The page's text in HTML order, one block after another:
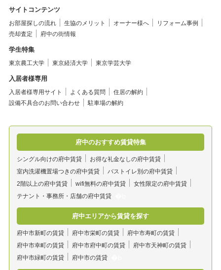
サイトコンテンツ
お部屋探しの流れ 生協のメリット オーナー様へ
リフォーム事例
売却査定
府中の街情報
学生特集
東京農工大学 東京経済大学 東京学芸大学
入居者様専用
入居者様専用サイト よくある質問
住居の解約
設備不具合のお問い合わせ
駐車場の解約
府中のおすすめ賃貸特集
シングル向けの府中賃貸
お得な礼金なしの府中賃貸
室内洗濯機置場つきの府中賃貸
バストイレ別の府中賃貸
2階以上の府中賃貸
wifi無料の府中賃貸
女性限定の府中賃貸
テナント・事務所・店舗の府中賃貸
府中エリアから賃貸を探す
府中市新町の賃貸 府中市栄町の賃貸
府中市寿町の賃貸
府中市幸町の賃貸
府中市府中町の賃貸
府中市天神町の賃貸
府中市緑町の賃貸
府中市の賃貸